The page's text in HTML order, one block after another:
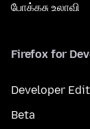
போக்கசு உலாவி
Firefox for
Developer
Beta